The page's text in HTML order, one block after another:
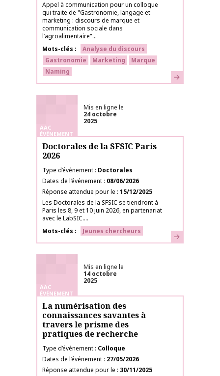
Appel à communication pour un colloque
qui traite de "Gastronomie, langage et
marketing : discours de marque et
communication sociale dans
l’agroalimentaire"...
Mots-clés
Analyse du discours
Gastronomie
Marketing
Marque
Naming
En savoir plus
AAC
ÉVÉNEMENT
Mis en ligne le
24 octobre
2025
Doctorales de la SFSIC Paris
2026
Type d’événement Doctorales
Dates de l’événement 08/06/2026
Réponse attendue pour le 15/12/2025
Les Doctorales de la SFSIC se tiendront à
Paris les 8, 9 et 10 juin 2026, en partenariat
avec le LabSIC....
Mots-clés
Jeunes chercheurs En savoir plus
AAC
ÉVÉNEMENT
Mis en ligne le
14 octobre
2025
La numérisation des
connaissances savantes à
travers le prisme des
pratiques de recherche
Type d’événement Colloque
Dates de l’événement 27/05/2026
Réponse attendue pour le
30/11/2025